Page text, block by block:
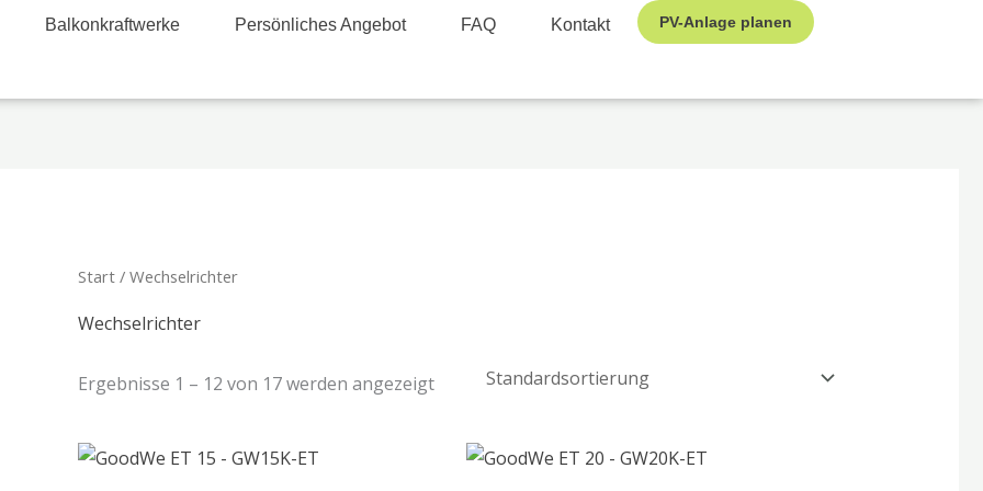
Balkonkraftwerke Persönliches Angebot FAQ Kontakt PV-Anlage planen
Start/ Wechselrichter
Wechselrichter
Ergebnisse 1 – 12 von 17 werden angezeigt